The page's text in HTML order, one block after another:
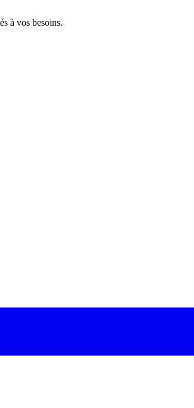
à vos besoins.